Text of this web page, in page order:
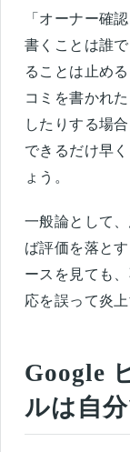
「オーナー確
書くことは誰
ることは止め
コミを書かれ
したりする場
できるだけ早
ょう。
一般論として
ば評価を落と
ースを見ても
応を誤って炎
Google
ルは自